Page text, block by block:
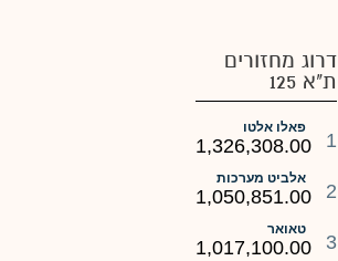
דרוג מחזורים
ת"א 125
1
פאלו אלטו
1,326,308.00
2
אלביט מערכות
1,050,851.00
3
טאואר
1,017,100.00